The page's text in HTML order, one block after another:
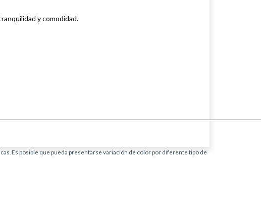
y comodidad.
Es posible que pueda presentarse variación de color por diferente tipo de